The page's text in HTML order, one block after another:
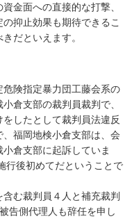
金面への直接的な打撃、
抑止効果も期待できるこ
だといえます。
険指定暴力団工藤会系の
倉支部の裁判員裁判で、
したとして裁判員法違反
、福岡地検小倉支部は、会
倉支部に起訴していま
行後初めてだということで
む裁判員４人と補充裁判
告側代理人も辞任を申し